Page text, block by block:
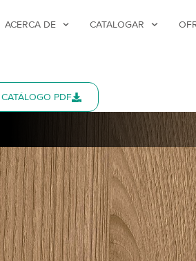
ACERCA DE CATALOGAR
CATÁLOGO PDF